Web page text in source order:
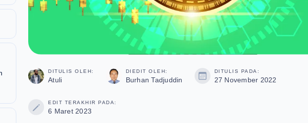
DITULIS OLEH:
Atuli
DIEDIT OLEH:
Burhan Tadjuddin
DITULIS PADA:
27 November 2022
EDIT TERAKHIR PADA:
6 Maret 2023